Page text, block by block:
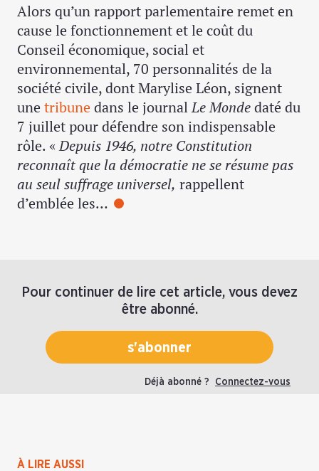
Alors qu’un rapport parlementaire remet en
cause le fonctionnement et le coût du
Conseil économique, social et
environnemental, 70 personnalités de la
société civile, dont Marylise Léon, signent
une tribune dans le journalLe Mondedaté du
7 juillet pour défendre son indispensable
rôle. «Depuis 1946, notre Constitution
reconnaît que la démocratie ne se résume pas
au seul suffrage universel, rappellent
d’emblée les…
Pour continuer de lire cet article, vous devez
être abonné.
s'abonner
Déjà abonné ? Connectez-vous
À LIRE AUSSI